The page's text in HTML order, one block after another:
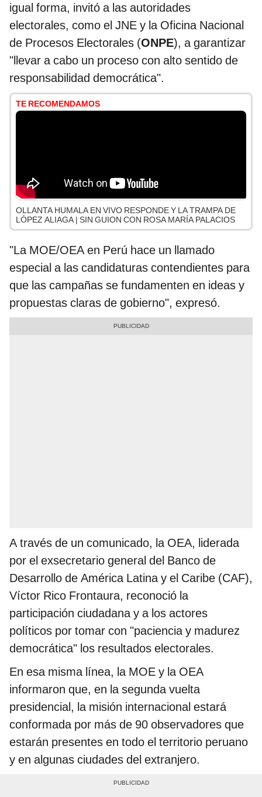
igual forma, invitó a las autoridades
electorales, como el JNE y la Oficina Nacional
de Procesos Electorales (ONPE), a garantizar
"llevar a cabo un proceso con alto sentido de
responsabilidad democrática".
TE RECOMENDAMOS
OLLANTA HUMALA EN VIVO RESPONDE Y LA TRAMPA DE
LÓPEZ ALIAGA | SIN GUION CON ROSA MARÍA PALACIOS
"La MOE/OEA en Perú hace un llamado
especial a las candidaturas contendientes para
que las campañas se fundamenten en ideas y
propuestas claras de gobierno", expresó.
A través de un comunicado, la OEA, liderada
por el exsecretario general del Banco de
Desarrollo de América Latina y el Caribe (CAF),
Víctor Rico Frontaura, reconoció la
participación ciudadana y a los actores
políticos por tomar con "paciencia y madurez
democrática" los resultados electorales.
En esa misma línea, la MOE y la OEA
informaron que, en la segunda vuelta
presidencial, la misión internacional estará
conformada por más de 90 observadores que
estarán presentes en todo el territorio peruano
y en algunas ciudades del extranjero.